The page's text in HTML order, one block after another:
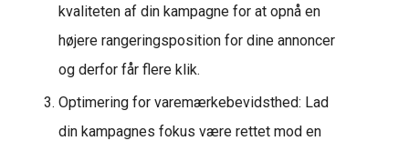
kvaliteten af din kampagne for at opnå en
højere rangeringsposition for dine annoncer
og derfor får flere klik.
Optimering for varemærkebevidsthed: Lad
din kampagnes fokus være rettet mod en